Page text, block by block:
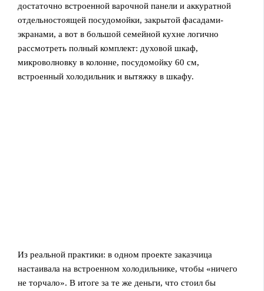
достаточно встроенной варочной панели и аккуратной
отдельностоящей посудомойки, закрытой фасадами-
экранами, а вот в большой семейной кухне логично
рассмотреть полный комплект: духовой шкаф,
микроволновку в колонне, посудомойку 60 см,
встроенный холодильник и вытяжку в шкафу.
Из реальной практики: в одном проекте заказчица
настаивала на встроенном холодильнике, чтобы «ничего
не торчало». В итоге за те же деньги, что стоил бы